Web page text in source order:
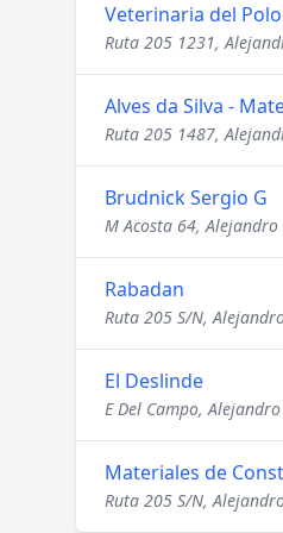
Veterinaria del Polo
Ruta 205 1231,
Alves da Silva -
Ruta 205 1487,
Brudnick Sergio G
M Acosta 64,
Rabadan
Ruta 205 S/N,
El Deslinde
E Del Campo,
Materiales de
Ruta 205 S/N,